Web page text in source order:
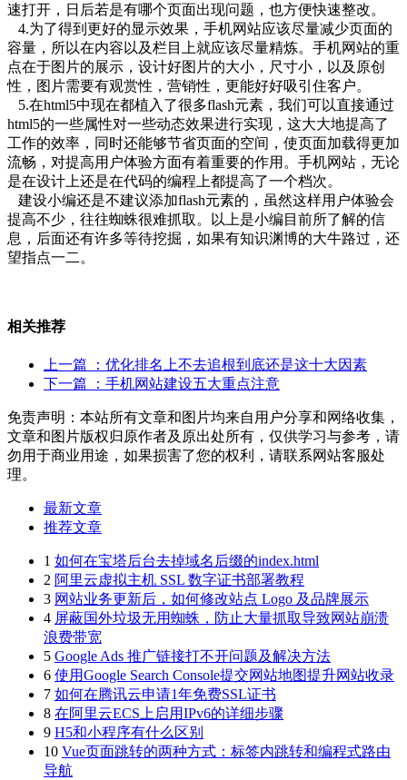
速打开，日后若是有哪个页面出现问题，也方便快速整改。
4.为了得到更好的显示效果，手机网站应该尽量减少页面的
容量，所以在内容以及栏目上就应该尽量精炼。手机网站的重
点在于图片的展示，设计好图片的大小，尺寸小，以及原创
性，图片需要有观赏性，营销性，更能好好吸引住客户。
5.在html5中现在都植入了很多flash元素，我们可以直接通过
html5的一些属性对一些动态效果进行实现，这大大地提高了
工作的效率，同时还能够节省页面的空间，使页面加载得更加
流畅，对提高用户体验方面有着重要的作用。手机网站，无论
是在设计上还是在代码的编程上都提高了一个档次。
建设小编还是不建议添加flash元素的，虽然这样用户体验会
提高不少，往往蜘蛛很难抓取。以上是小编目前所了解的信
息，后面还有许多等待挖掘，如果有知识渊博的大牛路过，还
望指点一二。
相关推荐
上一篇
：优化排名上不去追根到底还是这十大因素
下一篇
：手机网站建设五大重点注意
免责声明：本站所有文章和图片均来自用户分享和网络收集，
文章和图片版权归原作者及原出处所有，仅供学习与参考，请
勿用于商业用途，如果损害了您的权利，请联系网站客服处
理。
最新文章
推荐文章
1 如何在宝塔后台去掉域名后缀的index.html
2 阿里云虚拟主机 SSL 数字证书部署教程
3 网站业务更新后，如何修改站点 Logo 及品牌展示
4 屏蔽国外垃圾无用蜘蛛，防止大量抓取导致网站崩溃
浪费带宽
5 Google Ads 推广链接打不开问题及解决方法
6 使用Google Search Console提交网站地图提升网站收录
7 如何在腾讯云申请1年免费SSL证书
8 在阿里云ECS上启用IPv6的详细步骤
9 H5和小程序有什么区别
10 Vue页面跳转的两种方式：标签内跳转和编程式路由
导航